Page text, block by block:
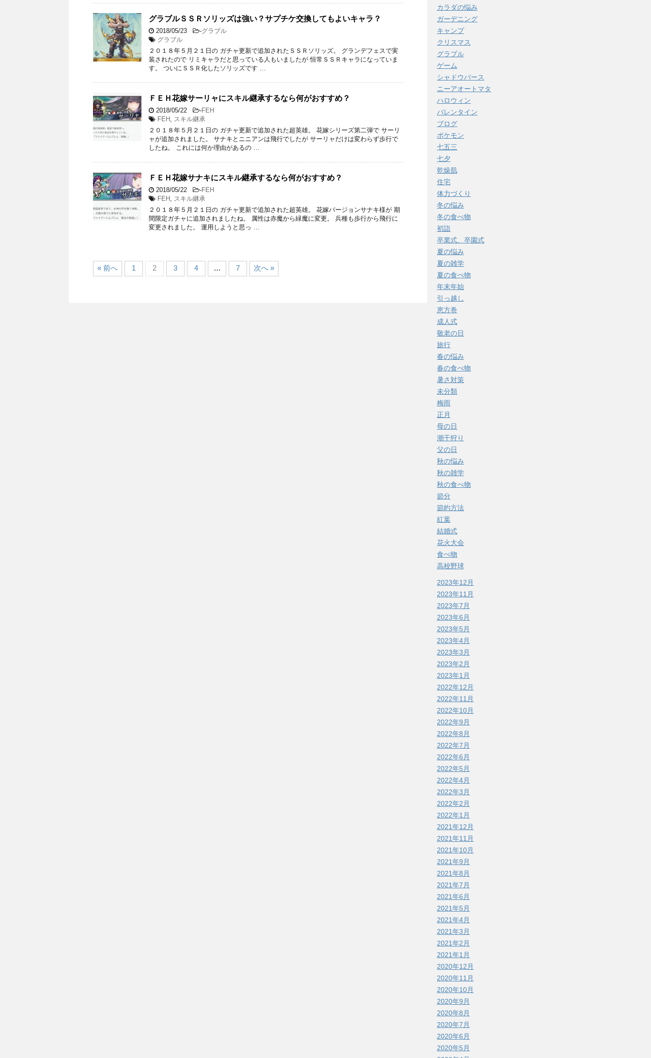
グラブルＳＳＲソリッズは強い？サプチケ交換してもよいキャラ？
2018/05/23 -グラブル
グラブル
２０１８年５月２１日の ガチャ更新で追加されたＳＳＲソリッズ。 グランデフェスで実
装されたので リミキャラだと思っている人もいましたが 恒常ＳＳＲキャラになっていま
す。 ついにＳＳＲ化したソリッズです …
ＦＥＨ花嫁サーリャにスキル継承するなら何がおすすめ？
2018/05/22 -FEH
FEH , スキル継承
２０１８年５月２１日の ガチャ更新で追加された超英雄。 花嫁シリーズ第二弾で サーリ
ャが追加されました。 サナキとニニアンは飛行でしたが サーリャだけは変わらず歩行で
したね。 これには何か理由があるの …
ＦＥＨ花嫁サナキにスキル継承するなら何がおすすめ？
2018/05/22 -FEH
FEH , スキル継承
２０１８年５月２１日の ガチャ更新で追加された超英雄。 花嫁バージョンサナキ様が 期
間限定ガチャに追加されましたね。 属性は赤魔から緑魔に変更。 兵種も歩行から飛行に
変更されました。 運用しようと思っ …
« 前へ 1 2 3 4 … 7 次へ »
カラダの悩み
ガーデニング
キャンプ
クリスマス
グラブル
ゲーム
シャドウバース
ニーアオートマタ
ハロウィン
バレンタイン
ブログ
ポケモン
七五三
七夕
乾燥肌
住宅
体力づくり
冬の悩み
冬の食べ物
初詣
卒業式、卒園式
夏の悩み
夏の雑学
夏の食べ物
年末年始
引っ越し
恵方巻
成人式
敬老の日
旅行
春の悩み
春の食べ物
暑さ対策
未分類
梅雨
正月
母の日
潮干狩り
父の日
秋の悩み
秋の雑学
秋の食べ物
節分
節約方法
紅葉
結婚式
花火大会
食べ物
高校野球
2023年12月
2023年11月
2023年7月
2023年6月
2023年5月
2023年4月
2023年3月
2023年2月
2023年1月
2022年12月
2022年11月
2022年10月
2022年9月
2022年8月
2022年7月
2022年6月
2022年5月
2022年4月
2022年3月
2022年2月
2022年1月
2021年12月
2021年11月
2021年10月
2021年9月
2021年8月
2021年7月
2021年6月
2021年5月
2021年4月
2021年3月
2021年2月
2021年1月
2020年12月
2020年11月
2020年10月
2020年9月
2020年8月
2020年7月
2020年6月
2020年5月